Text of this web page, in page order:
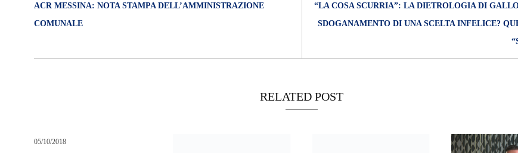
ACR MESSINA: NOTA STAMPA DELL’AMMINISTRAZIONE
COMUNALE
“LA COSA SCURRIA”: LA DIETROLOGIA DI
SDOGANAMENTO DI UNA SCELTA INFELICE?
RELATED POST
05/10/2018